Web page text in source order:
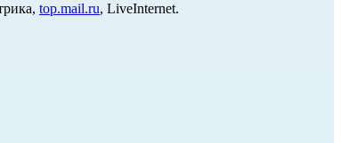
top.mail.ru, LiveInternet.